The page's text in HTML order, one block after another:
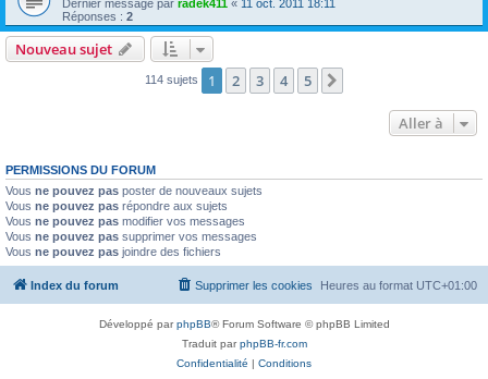
Dernier message par radek411 « 11 oct. 2011 18:11
Réponses : 2
Nouveau sujet
114 sujets 1 2 3 4 5
Aller à
PERMISSIONS DU FORUM
Vous ne pouvez pas poster de nouveaux sujets
Vous ne pouvez pas répondre aux sujets
Vous ne pouvez pas modifier vos messages
Vous ne pouvez pas supprimer vos messages
Vous ne pouvez pas joindre des fichiers
Index du forum Heures au format UTC+01:00
Supprimer les cookies
Développé parphpBB® Forum Software © phpBB Limited
Traduit parphpBB-fr.com
Confidentialité | Conditions